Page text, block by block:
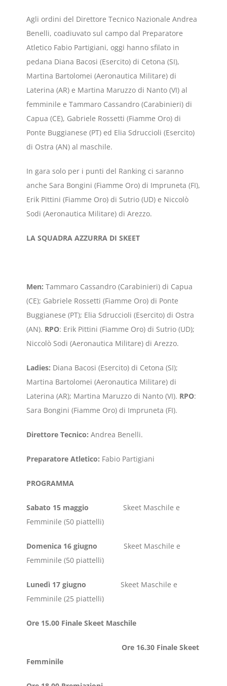
Agli ordini del Direttore Tecnico Nazionale Andrea
Benelli, coadiuvato sul campo dal Preparatore
Atletico Fabio Partigiani, oggi hanno sfilato in
pedana Diana Bacosi (Esercito) di Cetona (SI),
Martina Bartolomei (Aeronautica Militare) di
Laterina (AR) e Martina Maruzzo di Nanto (VI) al
femminile e Tammaro Cassandro (Carabinieri) di
Capua (CE), Gabriele Rossetti (Fiamme Oro) di
Ponte Buggianese (PT) ed Elia Sdruccioli (Esercito)
di Ostra (AN) al maschile.
In gara solo per i punti del Ranking ci saranno
anche Sara Bongini (Fiamme Oro) di Impruneta (FI),
Erik Pittini (Fiamme Oro) di Sutrio (UD) e Niccolò
Sodi (Aeronautica Militare) di Arezzo.
LA SQUADRA AZZURRA DI SKEET
Men: Tammaro Cassandro (Carabinieri) di Capua
(CE); Gabriele Rossetti (Fiamme Oro) di Ponte
Buggianese (PT); Elia Sdruccioli (Esercito) di Ostra
(AN). RPO: Erik Pittini (Fiamme Oro) di Sutrio (UD);
Niccolò Sodi (Aeronautica Militare) di Arezzo.
Ladies: Diana Bacosi (Esercito) di Cetona (SI);
Martina Bartolomei (Aeronautica Militare) di
Laterina (AR); Martina Maruzzo di Nanto (VI). RPO:
Sara Bongini (Fiamme Oro) di Impruneta (FI).
Direttore Tecnico: Andrea Benelli.
Preparatore Atletico: Fabio Partigiani
PROGRAMMA
Sabato 15 maggio Skeet Maschile e
Femminile (50 piattelli)
Domenica 16 giugno
Skeet Maschile e
Femminile (50 piattelli)
Lunedì 17 giugno Skeet Maschile e
Femminile (25 piattelli)
Ore 15.00 Finale Skeet Maschile
Ore 16.30 Finale Skeet
Femminile